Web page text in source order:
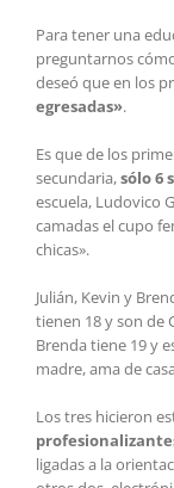
Para tener una
preguntarnos
deseó que en los
egresadas».
Es que de los
secundaria,sólo 6
escuela, Ludovico
camadas el cupo
chicas».
Julián, Kevin y
tienen 18 y son de
Brenda tiene 19 y
madre, ama de
Los tres hicieron
ligadas a la